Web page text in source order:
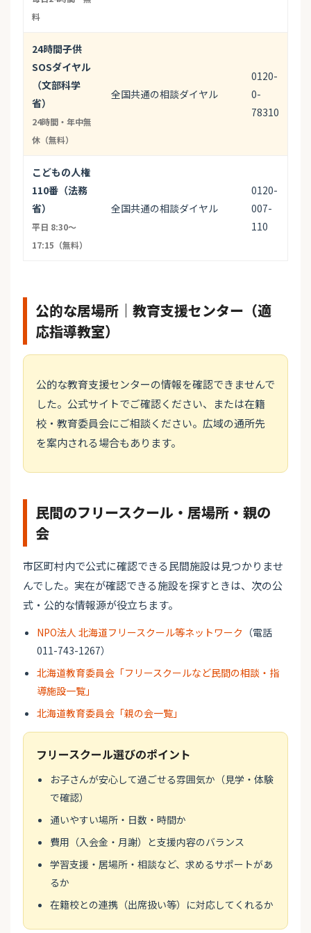
料
24時間子供
SOSダイヤル
（文部科学
省）
24時間・年中無
休（無料）
全国共通の相談ダイヤル
0120-
0-
78310
こどもの人権
110番（法務
省）
平日 8:30〜
17:15（無料）
全国共通の相談ダイヤル
0120-
007-
110
公的な居場所｜教育支援センター（適
応指導教室）
公的な教育支援センターの情報を確認できませんで
した。公式サイトでご確認ください、または在籍
校・教育委員会にご相談ください。広域の通所先
を案内される場合もあります。
民間のフリースクール・居場所・親の
会
市区町村内で公式に確認できる民間施設は見つかりませ
んでした。実在が確認できる施設を探すときは、次の公
式・公的な情報源が役立ちます。
NPO法人 北海道フリースクール等ネットワーク （電話
011-743-1267）
北海道教育委員会「フリースクールなど民間の相談・指
導施設一覧」
北海道教育委員会「親の会一覧」
フリースクール選びのポイント
お子さんが安心して過ごせる雰囲気か（見学・体験
で確認）
通いやすい場所・日数・時間か
費用（入会金・月謝）と支援内容のバランス
学習支援・居場所・相談など、求めるサポートがあ
るか
在籍校との連携（出席扱い等）に対応してくれるか